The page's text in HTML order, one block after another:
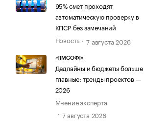
95% смет проходят
автоматическую проверку в
КПСР без замечаний
Новость
7 августа 2026
«ПМСОФТ»
Дедлайны и бюджеты больше
главные: тренды проектов —
2026
Мнение эксперта
7 августа 2026